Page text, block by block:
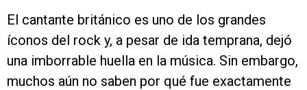
El cantante británico es uno de los grandes
íconos del rock y, a pesar de ida temprana, dejó
una imborrable huella en la música. Sin embargo,
muchos aún no saben por qué fue exactamente